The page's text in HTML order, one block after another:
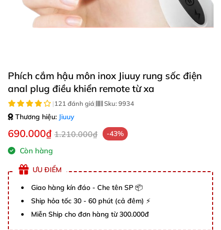
Phích cắm hậu môn inox Jiuuy rung sốc điện
anal plug điều khiển remote từ xa
|121 đánh giá| Sku:9934
Thương hiệu: Jiuuy
690.000₫ 1.210.000₫ -43%
Còn hàng
ƯU ĐIỂM
Giao hàng kín đáo - Che tên SP 📦
Ship hỏa tốc 30 - 60 phút (cả đêm) ⚡
Miễn Ship cho đơn hàng từ 300.000đ